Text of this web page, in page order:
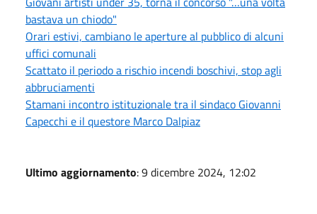
bastava un chiodo"
Orari estivi, cambiano le aperture al pubblico di alcuni
uffici comunali
Scattato il periodo a rischio incendi boschivi, stop agli
abbruciamenti
Stamani incontro istituzionale tra il sindaco Giovanni
Capecchi e il questore Marco Dalpiaz
Ultimo aggiornamento: 9 dicembre 2024, 12:02